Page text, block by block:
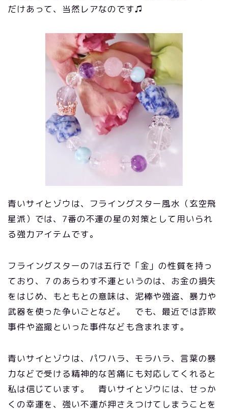
だけあって、当然レアなのです♫
青いサイとゾウは、フライングスター風水（玄空飛
星派）では、7番の不運の星の対策として用いられ
る強力アイテムです。
フライングスターの7は五行で「金」の性質を持っ
ており、７のあらわす不運というのは、お金の損失
をはじめ、もともとの意味は、泥棒や強盗、暴力や
武器を使った争いごとなど。 でも、最近では詐欺
事件や盗撮といった事件なども含まれます。
青いサイとゾウは、パワハラ、モラハラ、言葉の暴
力などで受ける精神的な苦痛にも対応してくれると
私は信じています。 青いサイとゾウには、せっか
くの幸運を、強い不運が押さえつけてしまうことを